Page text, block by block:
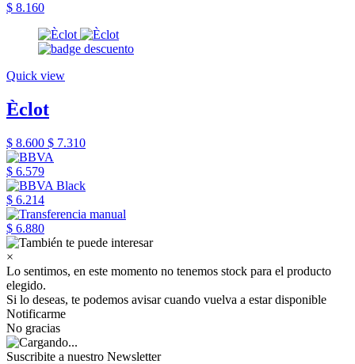
$ 8.160
Quick view
Èclot
$ 8.600 $ 7.310
$ 6.579
$ 6.214
$ 6.880
×
Lo sentimos, en este momento no tenemos stock para el producto
elegido.
Si lo deseas, te podemos avisar cuando vuelva a estar disponible
Notificarme
No gracias
Suscribite a nuestro Newsletter